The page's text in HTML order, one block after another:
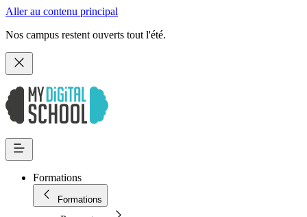
Aller au contenu principal
Nos campus restent ouverts tout l'été.
Formations
Formations